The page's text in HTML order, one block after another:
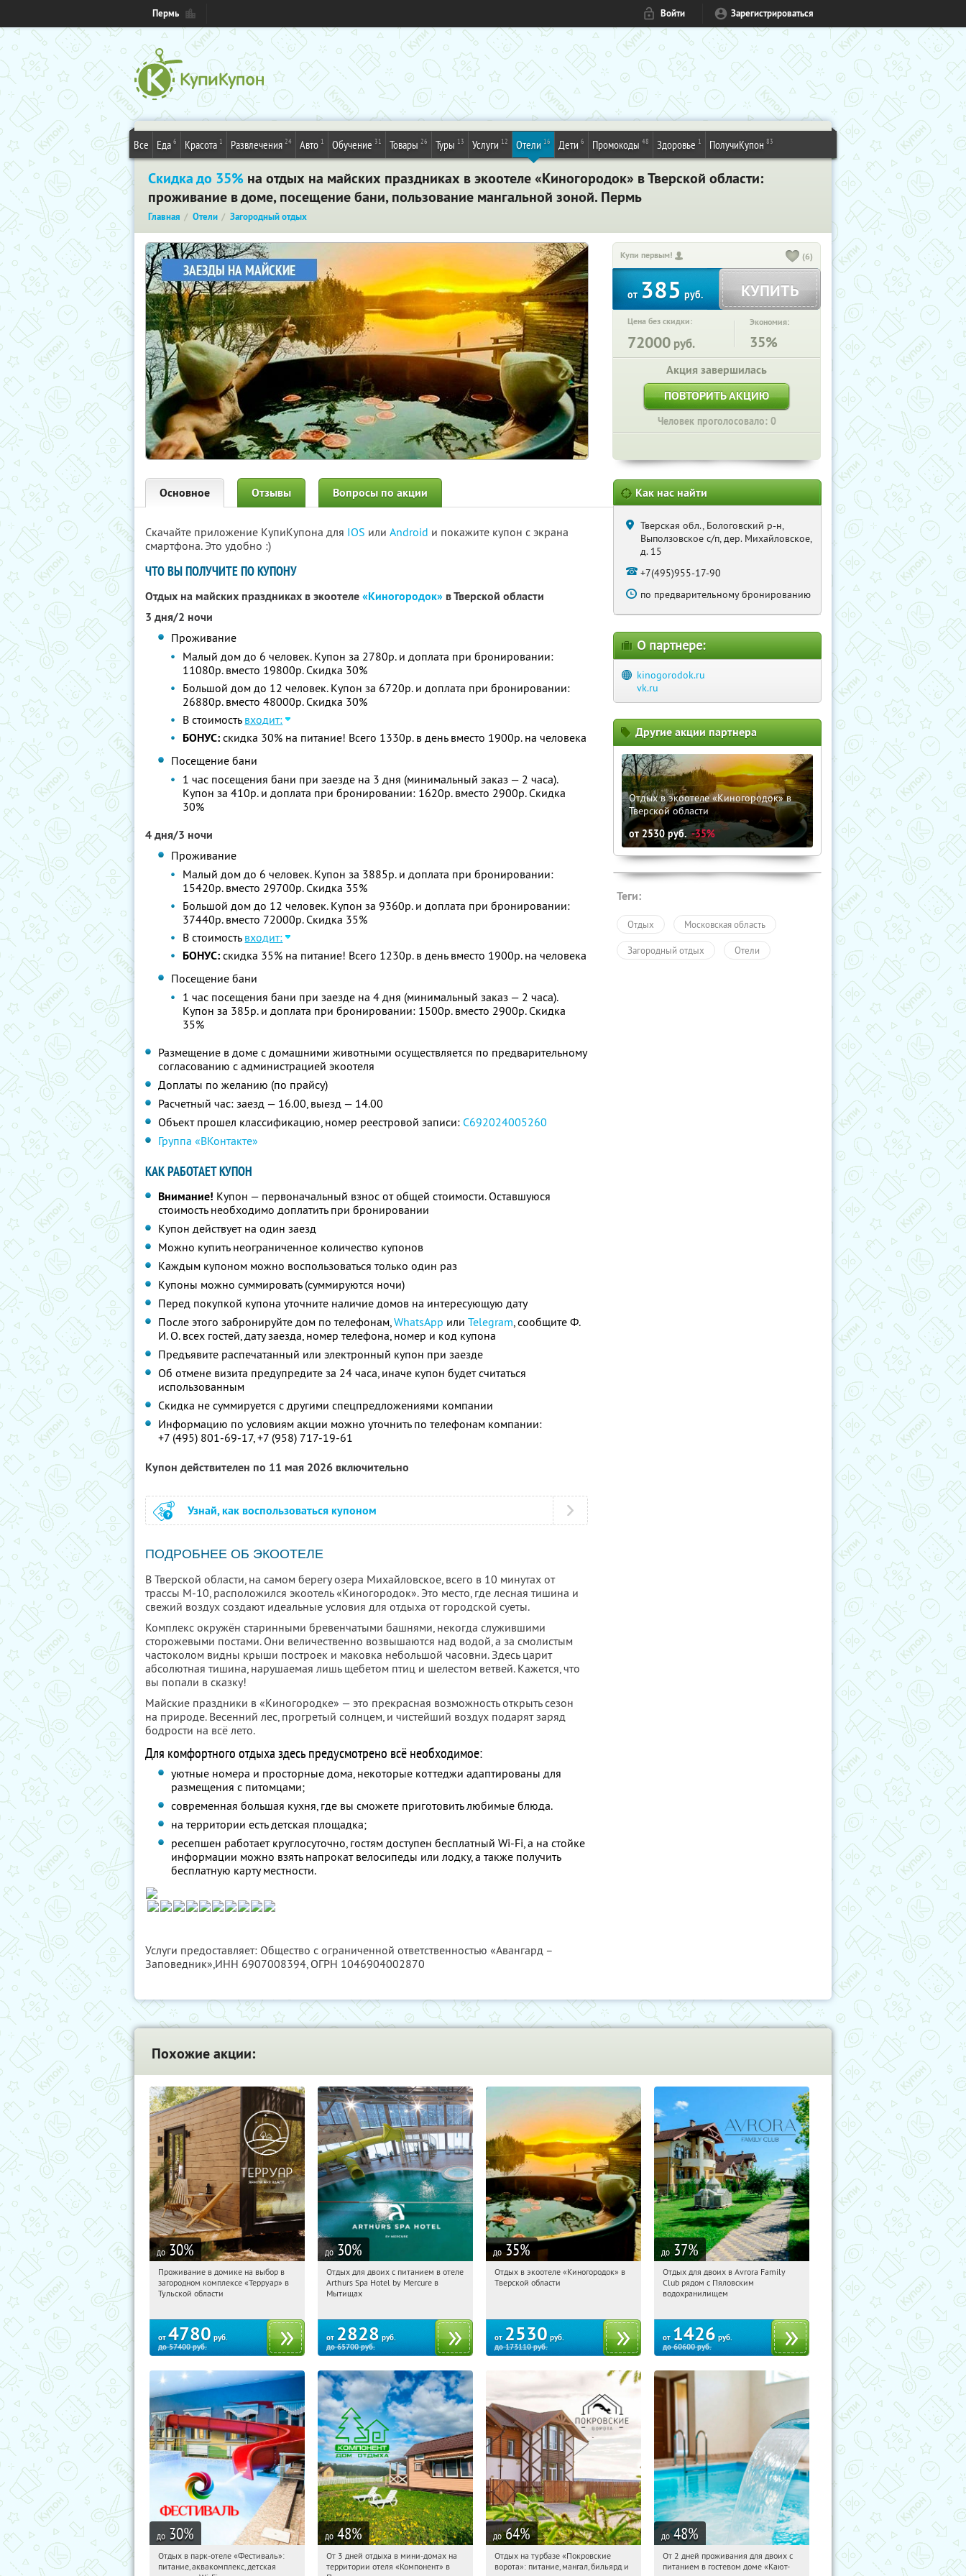
Пермь Войти Зарегистрироваться
Все Еда 6 Красота 1 Развлечения 24 Авто 1 Обучение 31 Товары 26 Туры 13 Услуги 12 Отели 16 Дети 6 Промокоды 48 Здоровье 1 ПолучиКупон 83
Скидка до 35% на отдых на майских праздниках в экоотеле «Киногородок» в Тверской области:
проживание в доме, посещение бани, пользование мангальной зоной. Пермь
Главная Отели Загородный отдых
Купи первым! (6)
от385руб. КУПИТЬ
Цена без скидки:
72000 руб.
Экономия:
35%
Акция завершилась
ПОВТОРИТЬ АКЦИЮ
Человек проголосовало: 0
Основное Отзывы Вопросы по акции
Скачайте приложение КупиКупона для IOS или Android и покажите купон с экрана
смартфона. Это удобно :)
ЧТО ВЫ ПОЛУЧИТЕ ПО КУПОНУ
Отдых на майских праздниках в экоотеле«Киногородок» в Тверской области
3 дня/2 ночи
Проживание
Малый дом до 6 человек. Купон за 2780р. и доплата при бронировании:
11080р. вместо 19800р. Скидка 30%
Большой дом до 12 человек. Купон за 6720р. и доплата при бронировании:
26880р. вместо 48000р. Скидка 30%
В стоимость входит:
БОНУС: скидка 30% на питание! Всего 1330р. в день вместо 1900р. на человека
Посещение бани
1 час посещения бани при заезде на 3 дня (минимальный заказ — 2 часа).
Купон за 410р. и доплата при бронировании: 1620р. вместо 2900р. Скидка
30%
4 дня/3 ночи
Проживание
Малый дом до 6 человек. Купон за 3885р. и доплата при бронировании:
15420р. вместо 29700р. Скидка 35%
Большой дом до 12 человек. Купон за 9360р. и доплата при бронировании:
37440р. вместо 72000р. Скидка 35%
В стоимость входит:
БОНУС: скидка 35% на питание! Всего 1230р. в день вместо 1900р. на человека
Посещение бани
1 час посещения бани при заезде на 4 дня (минимальный заказ — 2 часа).
Купон за 385р. и доплата при бронировании: 1500р. вместо 2900р. Скидка
35%
Размещение в доме с домашними животными осуществляется по предварительному
согласованию с администрацией экоотеля
Доплаты по желанию (по прайсу)
Расчетный час: заезд — 16.00, выезд — 14.00
Объект прошел классификацию, номер реестровой записи: С692024005260
Группа «ВКонтакте»
КАК РАБОТАЕТ КУПОН
Внимание! Купон — первоначальный взнос от общей стоимости. Оставшуюся
стоимость необходимо доплатить при бронировании
Купон действует на один заезд
Можно купить неограниченное количество купонов
Каждым купоном можно воспользоваться только один раз
Купоны можно суммировать (суммируются ночи)
Перед покупкой купона уточните наличие домов на интересующую дату
После этого забронируйте дом по телефонам,WhatsApp или Telegram, сообщите Ф.
И. О. всех гостей, дату заезда, номер телефона, номер и код купона
Предъявите распечатанный или электронный купон при заезде
Об отмене визита предупредите за 24 часа, иначе купон будет считаться
использованным
Скидка не суммируется с другими спецпредложениями компании
Информацию по условиям акции можно уточнить по телефонам компании:
+7 (495) 801-69-17, +7 (958) 717-19-61
Купон действителен по 11 мая 2026 включительно
Узнай, как воспользоваться купоном
ПОДРОБНЕЕ ОБ ЭКООТЕЛЕ
В Тверской области, на самом берегу озера Михайловское, всего в 10 минутах от
трассы М-10, расположился экоотель «Киногородок». Это место, где лесная тишина и
свежий воздух создают идеальные условия для отдыха от городской суеты.
Комплекс окружён старинными бревенчатыми башнями, некогда служившими
сторожевыми постами. Они величественно возвышаются над водой, а за смолистым
частоколом видны крыши построек и маковка небольшой часовни. Здесь царит
абсолютная тишина, нарушаемая лишь щебетом птиц и шелестом ветвей. Кажется, что
вы попали в сказку!
Майские праздники в «Киногородке» — это прекрасная возможность открыть сезон
на природе. Весенний лес, прогретый солнцем, и чистейший воздух подарят заряд
бодрости на всё лето.
Для комфортного отдыха здесь предусмотрено всё необходимое:
уютные номера и просторные дома, некоторые коттеджи адаптированы для
размещения с питомцами;
современная большая кухня, где вы сможете приготовить любимые блюда.
на территории есть детская площадка;
ресепшен работает круглосуточно, гостям доступен бесплатный Wi-Fi, а на стойке
информации можно взять напрокат велосипеды или лодку, а также получить
бесплатную карту местности.
Услуги предоставляет: Общество с ограниченной ответственностью «Авангард –
Заповедник»,ИНН 6907008394, ОГРН 1046904002870
Как нас найти
Тверская обл., Бологовский р-н,
Выползовское с/п, дер. Михайловское,
д. 15
+7(495)955-17-90
по предварительному бронированию
О партнере:
kinogorodok.ru
vk.ru
Другие акции партнера
Отдых в экоотеле «Киногородок» в
Тверской области
от 2530 руб. -35%
Теги:
Отдых Московская область
Загородный отдых Отели
Похожие акции:
до 30%
11:23:06 Купили:
Тульская обл., Ясногорский р-н, с.
Проживание в домике на выбор в
загородном комплексе «Терруар» в
Тульской области
от 4780 руб.
до57400руб.
до 30%
11:23:06
Купи первым!
Московская обл., г. Мытищи, д.
Отдых для двоих с питанием в отеле
Arthurs Spa Hotel by Mercure в
Мытищах
от 2828 руб.
до65700руб.
до 35%
11:23:06
Купи первым!
Отдых в экоотеле «Киногородок» в
Тверской области
от 2530 руб.
до173110руб.
до 37%
11:23:06 Купили:
Московская обл., Мытищинский р-н,
Отдых для двоих в Avrora Family
Club рядом с Пяловским
водохранилищем
от 1426 руб.
до60600руб.
до 30%
11:23:06 Купили:
Отдых в парк-отеле «Фестиваль»:
питание, аквакомплекс, детская
до 48%
11:23:06 Купили:117
От 3 дней отдыха в мини-домах на
территории отеля «Компонент» в
до 64%
11:23:06 Купили:
Отдых на турбазе «Покровские
ворота»: питание, мангал, бильярд и
до 48%
11:23:06 Купили:34
От 2 дней проживания для двоих с
питанием в гостевом доме «Кают-